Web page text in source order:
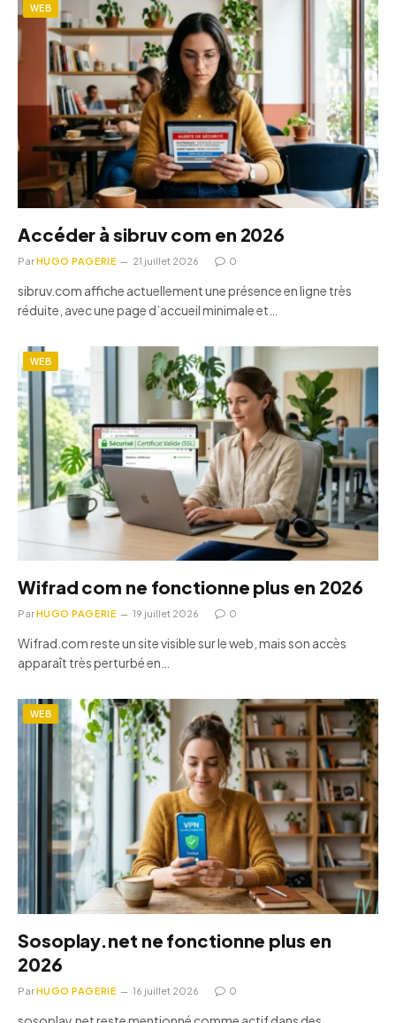
WEB
Accéder à sibruv com en 2026
ParHUGO PAGERIE 21 juillet 2026 0
sibruv.com affiche actuellement une présence en ligne très
réduite, avec une page d’accueil minimale et…
WEB
Wifrad com ne fonctionne plus en 2026
ParHUGO PAGERIE 19 juillet 2026 0
Wifrad.com reste un site visible sur le web, mais son accès
apparaît très perturbé en…
WEB
Sosoplay.net ne fonctionne plus en
2026
ParHUGO PAGERIE 16 juillet 2026 0